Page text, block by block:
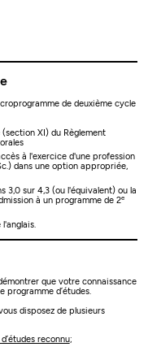
de deuxième cycle
XI) du Règlement
à l'exercice d'une profession
dans une option appropriée,
3,0 sur 4,3 (ou l'équivalent) ou la
à un programme de 2e
que votre connaissance
programme d’études.
disposez de plusieurs
reconnu;